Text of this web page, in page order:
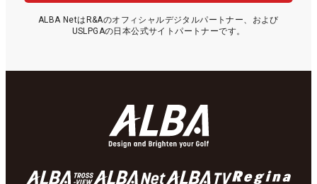
ALBA NetはR&Aのオフィシャルデジタルパートナー、および
USLPGAの日本公式サイトパートナーです。